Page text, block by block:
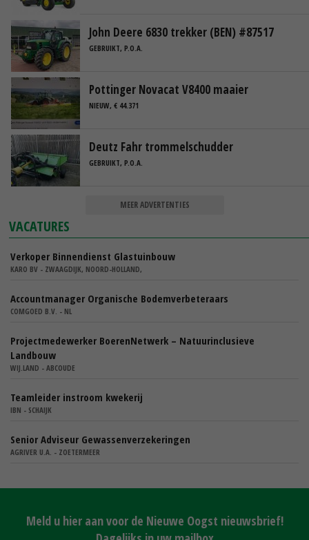
John Deere 6830 trekker (BEN) #87517
GEBRUIKT, P.O.A.
Pottinger Novacat V8400 maaier
NIEUW, € 44.371
Deutz Fahr trommelschudder
GEBRUIKT, P.O.A.
MEER ADVERTENTIES
VACATURES
Verkoper Binnendienst Glastuinbouw
KARO BV - ZWAAGDIJK, NOORD-HOLLAND,
Accountmanager Organische Bodemverbeteraars
COMGOED B.V. - NL
Projectmedewerker BoerenNetwerk – Natuurinclusieve
Landbouw
WIJ.LAND - ABCOUDE
Teamleider instroom kwekerij
IBN - SCHAIJK
Senior Adviseur Gewassenverzekeringen
AGRIVER U.A. - ZOETERMEER
Meld u hier aan voor de Nieuwe Oogst nieuwsbrief!